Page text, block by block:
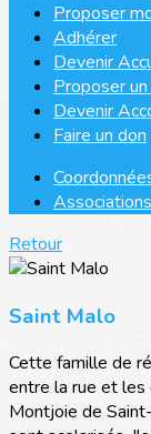
Proposer
Adhérer
Devenir
Proposer
Devenir
Faire un don
Retour
Saint Malo
Cette famille de
entre la rue et
Montjoie de